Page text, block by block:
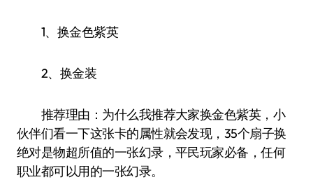
1、换金色紫英
2、换金装
推荐理由：为什么我推荐大家换金色紫英，小
伙伴们看一下这张卡的属性就会发现，35个扇子换
绝对是物超所值的一张幻录，平民玩家必备，任何
职业都可以用的一张幻录。